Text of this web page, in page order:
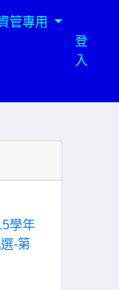
管專用
登
入
學年
-第